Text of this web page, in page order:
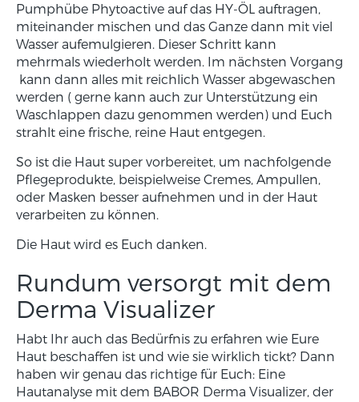
Pumphübe Phytoactive auf das HY-ÖL auftragen,
miteinander mischen und das Ganze dann mit viel
Wasser aufemulgieren. Dieser Schritt kann
mehrmals wiederholt werden. Im nächsten Vorgang
kann dann alles mit reichlich Wasser abgewaschen
werden ( gerne kann auch zur Unterstützung ein
Waschlappen dazu genommen werden) und Euch
strahlt eine frische, reine Haut entgegen.
So ist die Haut super vorbereitet, um nachfolgende
Pflegeprodukte, beispielweise Cremes, Ampullen,
oder Masken besser aufnehmen und in der Haut
verarbeiten zu können.
Die Haut wird es Euch danken.
Rundum versorgt mit dem
Derma Visualizer
Habt Ihr auch das Bedürfnis zu erfahren wie Eure
Haut beschaffen ist und wie sie wirklich tickt? Dann
haben wir genau das richtige für Euch: Eine
Hautanalyse mit dem BABOR Derma Visualizer, der